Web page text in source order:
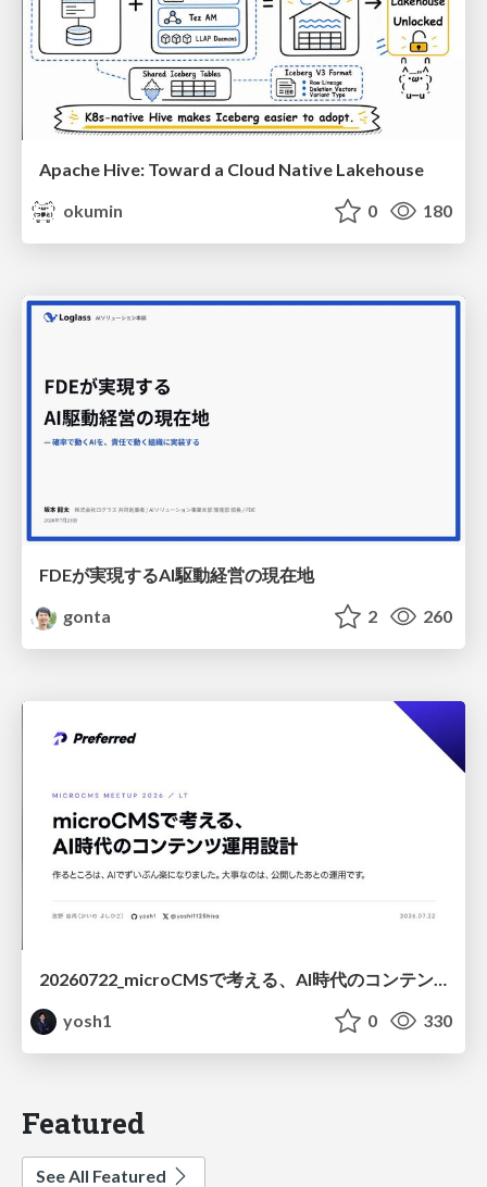
Apache Hive: Toward a Cloud Native Lakehouse
okumin
0 180
FDEが実現するAI駆動経営の現在地
gonta
2 260
20260722_microCMSで考える、AI時代のコンテンツ運用設計
yosh1
0 330
Featured
See All Featured